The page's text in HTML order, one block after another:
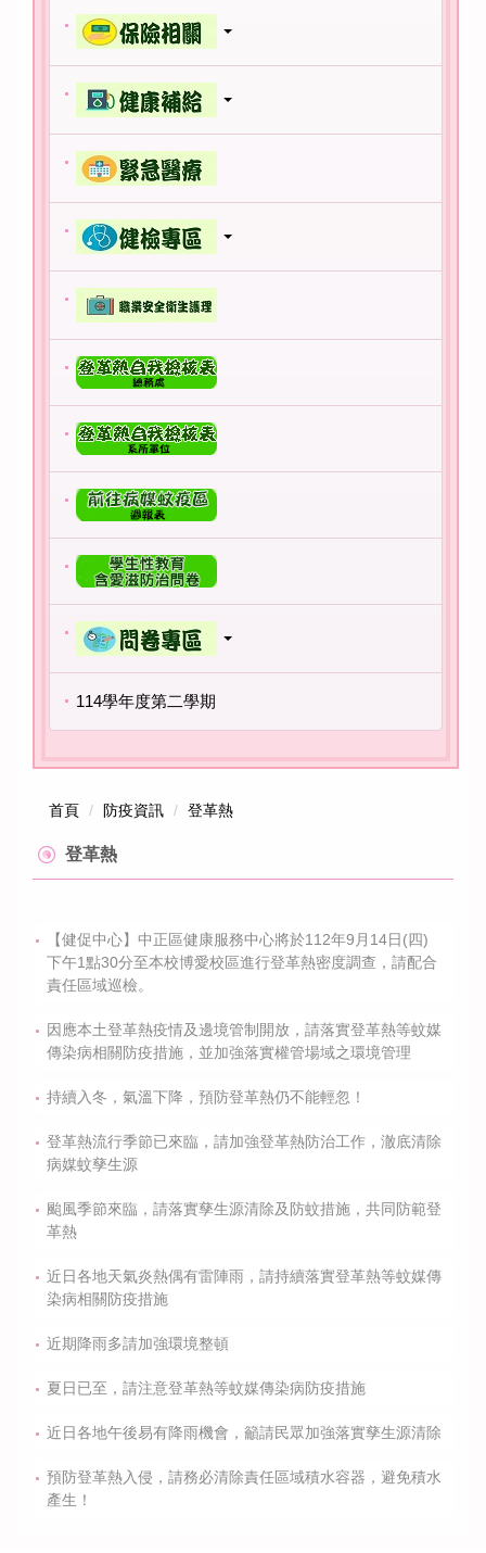
114學年度第二學期
首頁 防疫資訊 登革熱
登革熱
【健促中心】中正區健康服務中心將於112年9月14日(四)
下午1點30分至本校博愛校區進行登革熱密度調查，請配合
責任區域巡檢。
因應本土登革熱疫情及邊境管制開放，請落實登革熱等蚊媒
傳染病相關防疫措施，並加強落實權管場域之環境管理
持續入冬，氣溫下降，預防登革熱仍不能輕忽！
登革熱流行季節已來臨，請加強登革熱防治工作，澈底清除
病媒蚊孳生源
颱風季節來臨，請落實孳生源清除及防蚊措施，共同防範登
革熱
近日各地天氣炎熱偶有雷陣雨，請持續落實登革熱等蚊媒傳
染病相關防疫措施
近期降雨多請加強環境整頓
夏日已至，請注意登革熱等蚊媒傳染病防疫措施
近日各地午後易有降雨機會，籲請民眾加強落實孳生源清除
預防登革熱入侵，請務必清除責任區域積水容器，避免積水
產生！